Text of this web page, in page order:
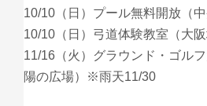
10/10（日）プール無料開放（中
10/10（日）弓道体験教室（大阪
11/16（火）グラウンド・ゴル
陽の広場）※雨天11/30